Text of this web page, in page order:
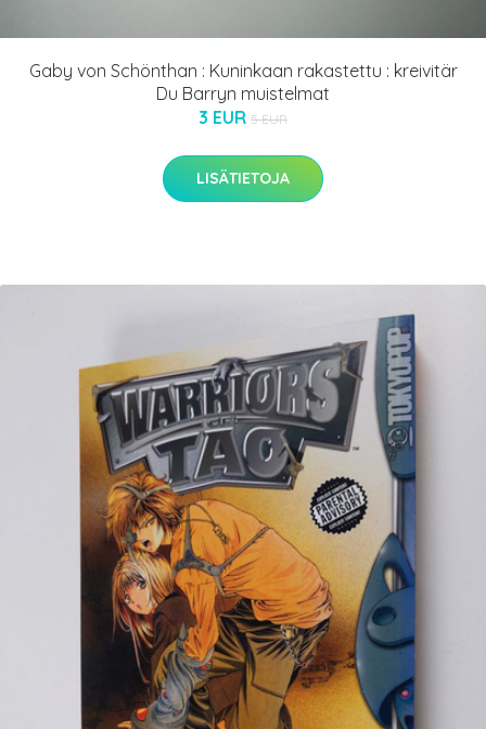
Gaby von Schönthan : Kuninkaan rakastettu : kreivitär
Du Barryn muistelmat
3 EUR 5 EUR
LISÄTIETOJA